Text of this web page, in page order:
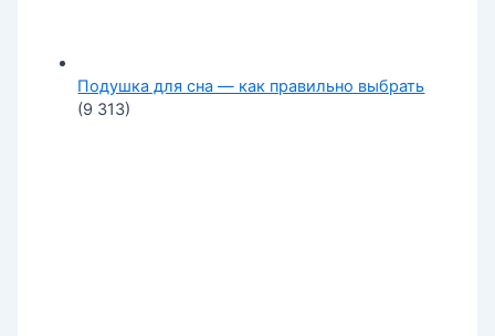
Подушка для сна — как правильно выбрать
(9 313)